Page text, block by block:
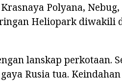
Polyana,
Heliopark diwakili
lanskap perkotaan.
Rusia tua.